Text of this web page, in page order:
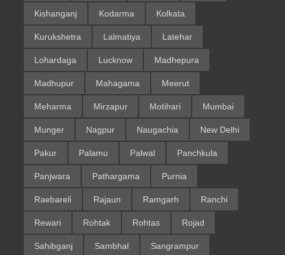
Kishanganj Kodarma Kolkata
Kurukshetra Lalmatiya Latehar
Lohardaga Lucknow Madhepura
Madhupur Mahagama Meerut
Meharma Mirzapur Motihari Mumbai
Munger Nagpur Naugachia New Delhi
Pakur Palamu Palwal Panchkula
Panjwara Pathargama Purnia
Raebareli Rajaun Ramgarh Ranchi
Rewari Rohtak Rohtas Rojad
Sahibganj Sambhal Sangrampur